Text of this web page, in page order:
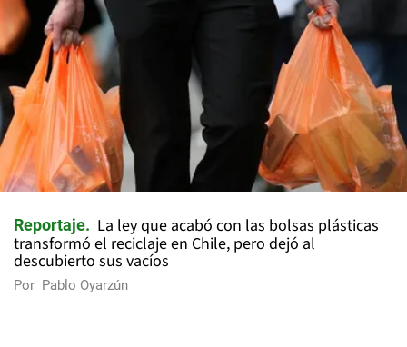
Reportaje
La ley que acabó con las bolsas plásticas
transformó el reciclaje en Chile, pero dejó al
descubierto sus vacíos
Por Pablo Oyarzún